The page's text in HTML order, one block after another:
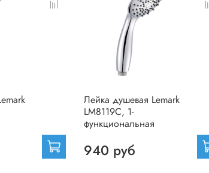
Лейка душевая Lemark
LM8119C, 1-
функциональная
940 руб